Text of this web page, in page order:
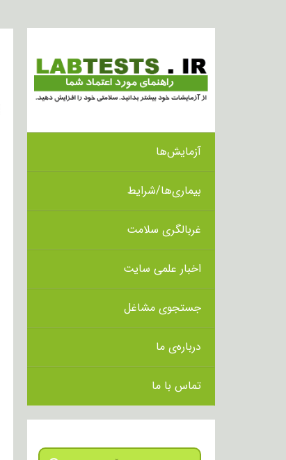
آزمایش‌ها
بیماری‌ها/شرایط
غربالگری سلامت
اخبار علمی سایت
جستجوی مشاغل
درباره‌ی ما
تماس با ما